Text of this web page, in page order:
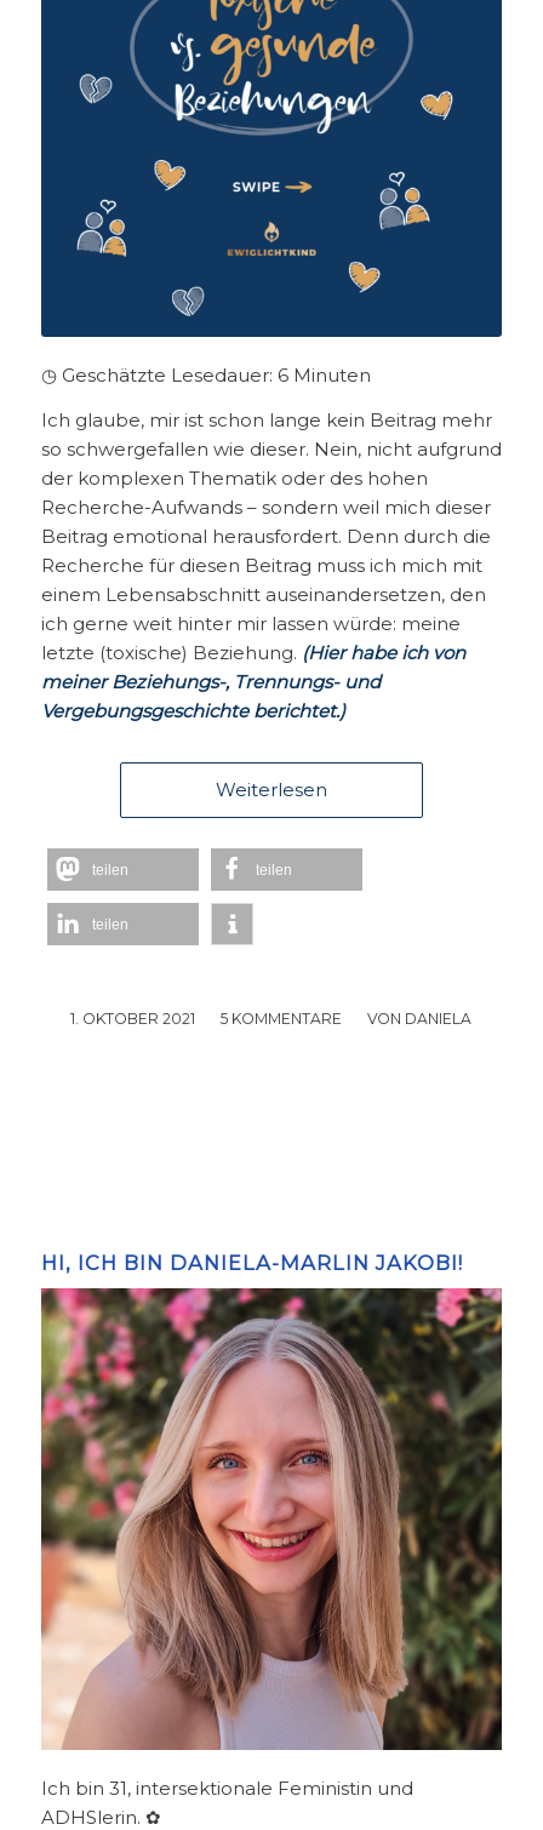
◷ Geschätzte Lesedauer: 6 Minuten
Ich glaube, mir ist schon lange kein Beitrag mehr
so schwergefallen wie dieser. Nein, nicht aufgrund
der komplexen Thematik oder des hohen
Recherche-Aufwands – sondern weil mich dieser
Beitrag emotional herausfordert. Denn durch die
Recherche für diesen Beitrag muss ich mich mit
einem Lebensabschnitt auseinandersetzen, den
ich gerne weit hinter mir lassen würde: meine
letzte (toxische) Beziehung. (Hier habe ich von
meiner Beziehungs-, Trennungs- und
Vergebungsgeschichte berichtet.)
Weiterlesen
teilen teilen
teilen
1. OKTOBER 2021
/ 5 KOMMENTARE
/ VON DANIELA
HI, ICH BIN DANIELA-MARLIN JAKOBI!
Ich bin 31, intersektionale Feministin und
ADHSlerin. ✿